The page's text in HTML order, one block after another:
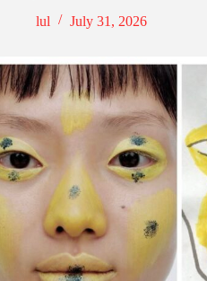
lul
July 31, 2026